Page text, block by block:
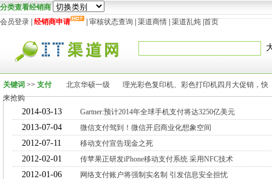
分类查看经销商
会员登录 经销商申请 审核状态查询 渠道商情 渠道乱炖 首页
关键词 >> 支付 北京华硕一级
理光彩色复印机、彩色打印机四月大促销，快
来抢购
2014-03-13 Gartner:预计2014年全球手机支付将达3250亿美元
2013-07-04 微信支付驾到！微信开启商业化想象空间
2012-07-11 移动支付宣告现金之死
2012-02-01 传苹果正研发iPhone移动支付系统 采用NFC技术
2012-01-06 网络支付账户将强制实名制 引发信息安全担忧